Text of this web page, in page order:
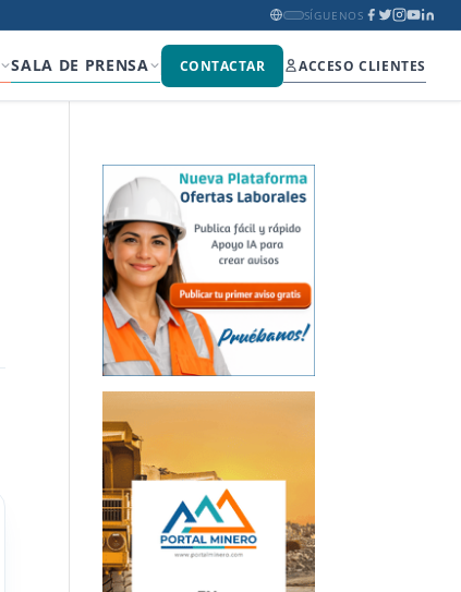
SÍGUENOS
SALA DE PRENSA CONTACTAR ACCESO CLIENTES